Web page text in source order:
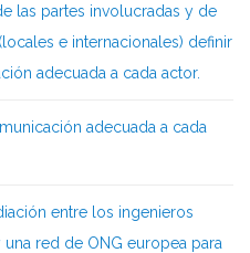
las partes involucradas y de
e internacionales) definir
adecuada a cada actor.
adecuada a cada
entre los ingenieros
red de ONG europea para